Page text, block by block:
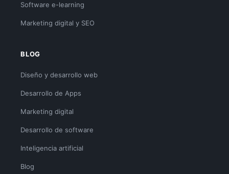
Software e-learning
Marketing digital y SEO
BLOG
Diseño y desarrollo web
Desarrollo de Apps
Marketing digital
Desarrollo de software
Inteligencia artificial
Blog